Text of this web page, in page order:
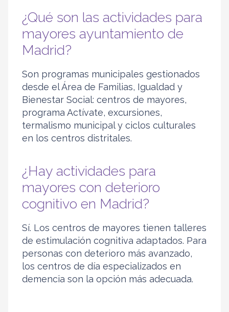
¿Qué son las actividades para
mayores ayuntamiento de
Madrid?
Son programas municipales gestionados
desde el Área de Familias, Igualdad y
Bienestar Social: centros de mayores,
programa Actívate, excursiones,
termalismo municipal y ciclos culturales
en los centros distritales.
¿Hay actividades para
mayores con deterioro
cognitivo en Madrid?
Sí. Los centros de mayores tienen talleres
de estimulación cognitiva adaptados. Para
personas con deterioro más avanzado,
los centros de día especializados en
demencia son la opción más adecuada.